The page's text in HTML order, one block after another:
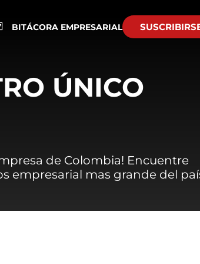
BITÁCORA EMPRESARIAL
ÚNICO
de Colombia! Encuentre
empresarial mas grande del